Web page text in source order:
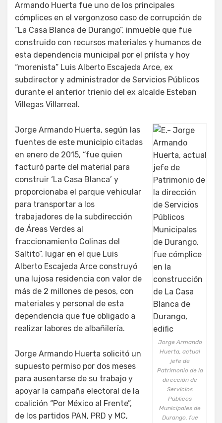
Armando Huerta fue uno de los principales
cómplices en el vergonzoso caso de corrupción de
“La Casa Blanca de Durango”, inmueble que fue
construido con recursos materiales y humanos de
esta dependencia municipal por el priísta y hoy
“morenista” Luis Alberto Escajeda Arce, ex
subdirector y administrador de Servicios Públicos
durante el anterior trienio del ex alcalde Esteban
Villegas Villarreal.
Jorge Armando
Huerta, actual
jefe de
Patrimonio de la
dirección de
Servicios
Públicos
Municipales de
Durango, fue
Jorge Armando Huerta, según las
fuentes de este municipio citadas
en enero de 2015, “fue quien
facturó parte del material para
construir ‘La Casa Blanca’ y
proporcionaba el parque vehicular
para transportar a los
trabajadores de la subdirección
de Áreas Verdes al
fraccionamiento Colinas del
Saltito”, lugar en el que Luis
Alberto Escajeda Arce construyó
una lujosa residencia con valor de
más de 2 millones de pesos, con
materiales y personal de esta
dependencia que fue obligado a
realizar labores de albañilería.
Jorge Armando Huerta solicitó un
supuesto permiso por dos meses
para ausentarse de su trabajo y
apoyar la campaña electoral de la
coalición “Por México al Frente”,
de los partidos PAN, PRD y MC,